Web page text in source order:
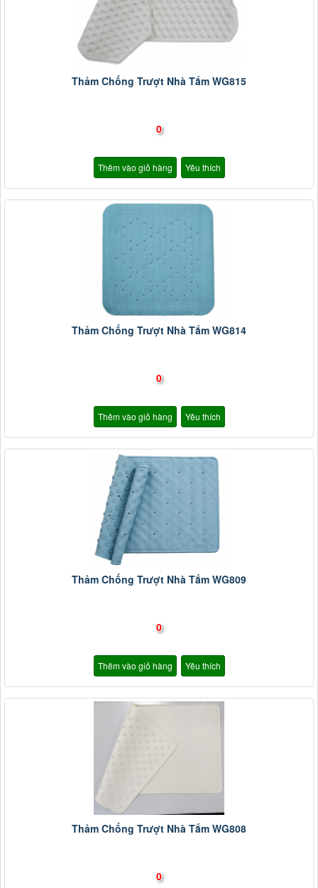
Thảm Chống Trượt Nhà Tắm WG815
0
Thêm vào giỏ hàng Yêu thích
Thảm Chống Trượt Nhà Tắm WG814
0
Thêm vào giỏ hàng Yêu thích
Thảm Chống Trượt Nhà Tắm WG809
0
Thêm vào giỏ hàng Yêu thích
Thảm Chống Trượt Nhà Tắm WG808
0